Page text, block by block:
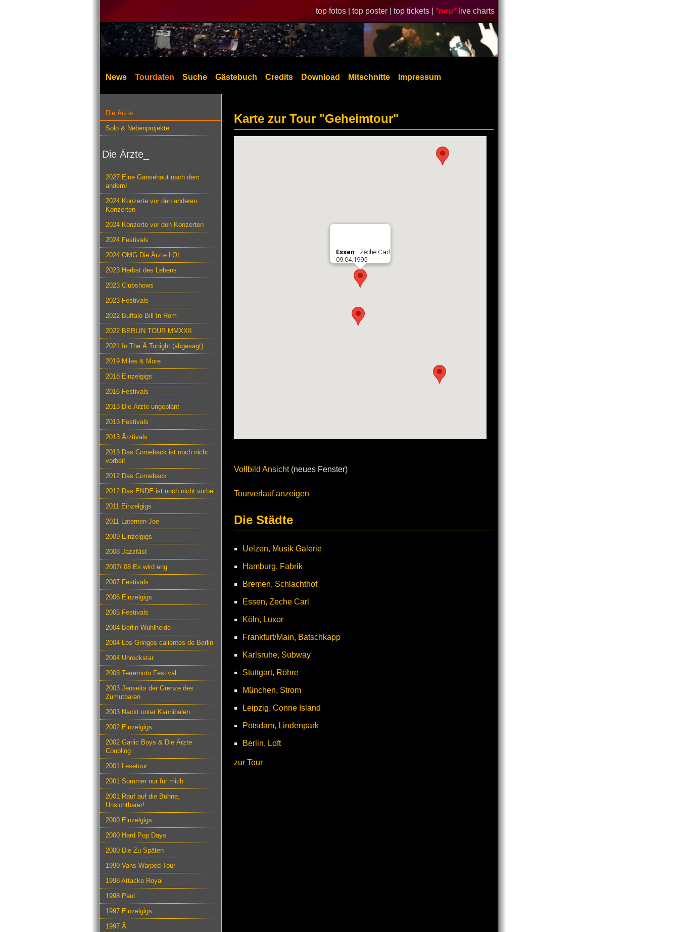
top fotos | top poster | top tickets | *neu* live charts
News Tourdaten Suche Gästebuch Credits Download Mitschnitte Impressum
Die Ärzte
Solo & Nebenprojekte
Die Ärzte_
2027 Eine Gänsehaut nach dem
andern!
2024 Konzerte vor den anderen
Konzerten
2024 Konzerte vor den Konzerten
2024 Festivals
2024 OMG Die Ärzte LOL
2023 Herbst des Lebens
2023 Clubshows
2023 Festivals
2022 Buffalo Bill In Rom
2022 BERLIN TOUR MMXXII
2021 In The Ä Tonight (abgesagt)
2019 Miles & More
2018 Einzelgigs
2016 Festivals
2013 Die Ärzte ungeplant
2013 Festivals
2013 Ärztivals
2013 Das Comeback ist noch nicht
vorbei!
2012 Das Comeback
2012 Das ENDE ist noch nicht vorbei
2011 Einzelgigs
2011 Laternen-Joe
2009 Einzelgigs
2008 Jazzfäst
2007/ 08 Es wird eng
2007 Festivals
2006 Einzelgigs
2005 Festivals
2004 Berlin Wuhlheide
2004 Los Gringos calientes de Berlin
2004 Unrockstar
2003 Terremoto Festival
2003 Jenseits der Grenze des
Zumutbaren
2003 Nackt unter Kannibalen
2002 Einzelgigs
2002 Garlic Boys & Die Ärzte
Coupling
2001 Lesetour
2001 Sommer nur für mich
2001 Rauf auf die Bühne,
Unsichtbarer!
2000 Einzelgigs
2000 Hard Pop Days
2000 Die Zu Späten
1999 Vans Warped Tour
1998 Attacke Royal
1998 Paul
1997 Einzelgigs
1997 Ä
Karte zur Tour "Geheimtour"
Essen - Zeche Carl
09.04.1995
Vollbild Ansicht(neues Fenster)
Tourverlauf anzeigen
Die Städte
Uelzen, Musik Galerie
Hamburg, Fabrik
Bremen, Schlachthof
Essen, Zeche Carl
Köln, Luxor
Frankfurt/Main, Batschkapp
Karlsruhe, Subway
Stuttgart, Röhre
München, Strom
Leipzig, Conne Island
Potsdam, Lindenpark
Berlin, Loft
zur Tour